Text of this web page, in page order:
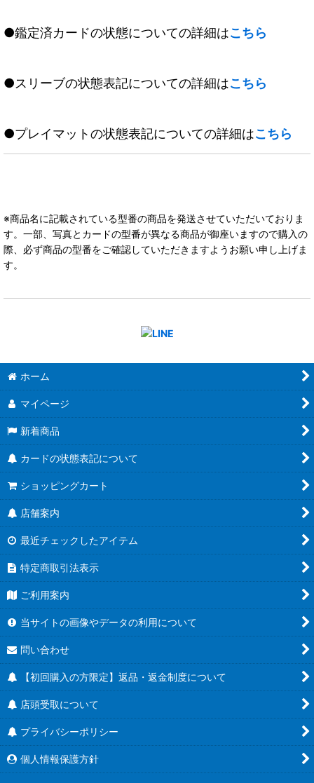
●鑑定済カードの状態についての詳細はこちら
●スリーブの状態表記についての詳細はこちら
●プレイマットの状態表記についての詳細はこちら
※商品名に記載されている型番の商品を発送させていただいておりま
す。一部、写真とカードの型番が異なる商品が御座いますので購入の
際、必ず商品の型番をご確認していただきますようお願い申し上げま
す。
ホーム
マイページ
新着商品
カードの状態表記について
ショッピングカート
店舗案内
最近チェックしたアイテム
特定商取引法表示
ご利用案内
当サイトの画像やデータの利用について
問い合わせ
【初回購入の方限定】返品・返金制度について
店頭受取について
プライバシーポリシー
個人情報保護方針